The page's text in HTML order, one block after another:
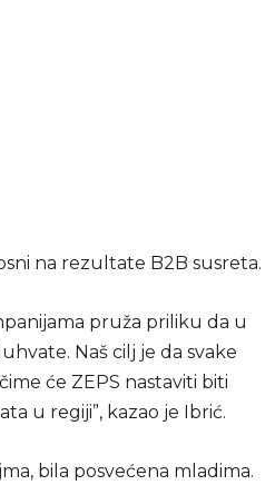
na rezultate B2B susreta.
pruža priliku da u
Naš cilj je da svake
će ZEPS nastaviti biti
u regiji”, kazao je Ibrić.
bila posvećena mladima.